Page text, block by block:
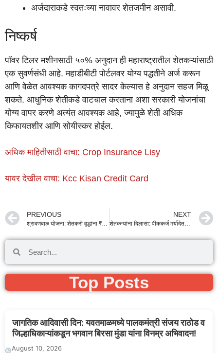
अर्जदाराकडे स्वतःच्या नावावर शेतजमीन असावी.
निष्कर्ष
पॉवर टिलर मशीनसाठी ५०% अनुदान ही महाराष्ट्रातील शेतकऱ्यांसाठी
एक सुवर्णसंधी आहे. महाडीबीटी पोर्टलवर योग्य पद्धतीने अर्ज करून
आणि वेळेत आवश्यक कागदपत्रे सादर केल्यास हे अनुदान सहज मिळू
शकते. आधुनिक शेतीकडे वाटचाल करताना अशा सरकारी योजनांचा
योग्य वापर करणे अत्यंत आवश्यक आहे, ज्यामुळे शेती अधिक
किफायतशीर आणि सोयीस्कर होईल.
अधिक माहितीसाठी वाचा: Crop Insurance Lisy
यावर देखील वाचा: Kcc Kisan Credit Card
PREVIOUS
श्रावणबाळ योजना: शेतकरी वृद्धांना ₹१५०० दरमहा | महाराष्ट्र शासन
NEXT
शेतकऱ्यांना दिलासा: पीककर्ज मर्यादेत मोठी वाढ, आता अधिक निधी
Top Posts
जागतिक आदिवासी दिन: यवतमाळमध्ये पालकमंत्री संजय राठोड व
जिल्हाधिकाऱ्यांकडून भगवान बिरसा मुंडा यांना विनम्र अभिवादन!
August 10, 2026